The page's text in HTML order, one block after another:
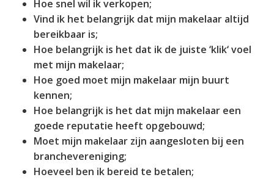
Hoe snel wil ik verkopen;
Vind ik het belangrijk dat mijn makelaar altijd
bereikbaar is;
Hoe belangrijk is het dat ik de juiste ‘klik‘ voel
met mijn makelaar;
Hoe goed moet mijn makelaar mijn buurt
kennen;
Hoe belangrijk is het dat mijn makelaar een
goede reputatie heeft opgebouwd;
Moet mijn makelaar zijn aangesloten bij een
branchevereniging;
Hoeveel ben ik bereid te betalen;